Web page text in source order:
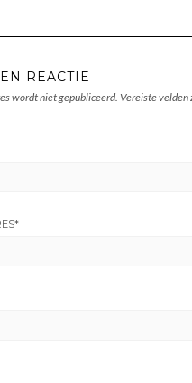
REACTIE
wordt niet gepubliceerd. Vereiste velden
*